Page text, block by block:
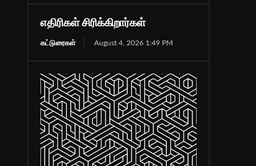
எதிரிகள் சிரிக்கிறார்கள்
கட்டுரைகள் August 4, 2026 1:49 PM